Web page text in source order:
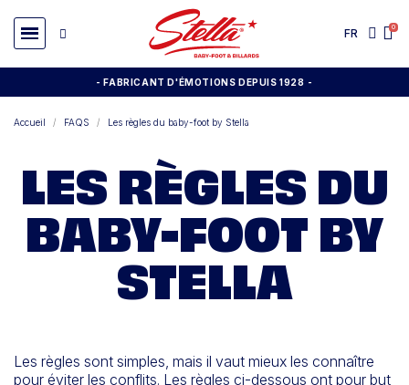
FR
- FABRICANT D'ÉMOTIONS DEPUIS 1928 -
Accueil FAQS Les règles du baby-foot by Stella
LES RÈGLES DU
BABY-FOOT BY
STELLA
Les règles sont simples, mais il vaut mieux les connaître
pour éviter les conflits. Les règles ci-dessous ont pour but